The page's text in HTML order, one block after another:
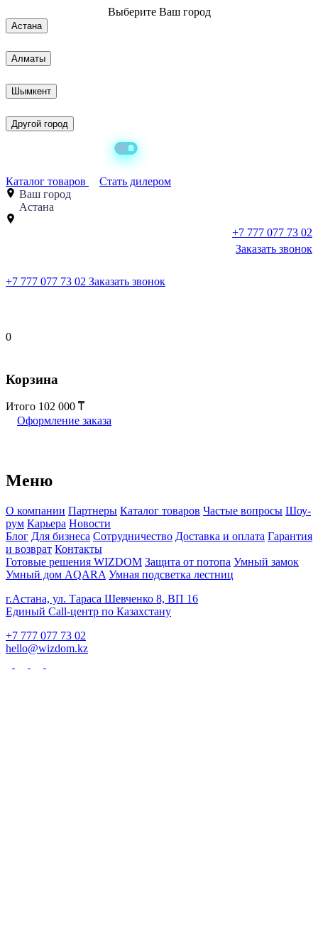
Выберите Ваш город
Астана
Алматы
Шымкент
Другой город
Каталог товаров
Стать дилером
Ваш город
Астана
+7 777 077 73 02
Заказать звонок
+7 777 077 73 02 Заказать звонок
0
Корзина
Итого 102 000
Оформление заказа
Меню
О компании Партнеры Каталог товаров Частые вопросы Шоу-
рум Карьера Новости
Блог Для бизнеса Сотрудничество Доставка и оплата Гарантия
и возврат Контакты
Готовые решения WIZDOM Защита от потопа Умный замок
Умный дом AQARA Умная подсветка лестниц
г.Астана, ул. Тараса Шевченко 8, ВП 16
Единый Call-центр по Казахстану
+7 777 077 73 02
hello@wizdom.kz